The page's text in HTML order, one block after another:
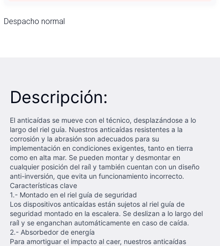
Despacho normal
Descripción:
El anticaídas se mueve con el técnico, desplazándose a lo
largo del riel guía. Nuestros anticaídas resistentes a la
corrosión y la abrasión son adecuados para su
implementación en condiciones exigentes, tanto en tierra
como en alta mar. Se pueden montar y desmontar en
cualquier posición del raíl y también cuentan con un diseño
anti-inversión, que evita un funcionamiento incorrecto.
​Características clave
1.- Montado en el riel guía de seguridad
Los dispositivos anticaídas están sujetos al riel guía de
seguridad montado en la escalera. Se deslizan a lo largo del
raíl y se enganchan automáticamente en caso de caída.
2.- Absorbedor de energía
Para amortiguar el impacto al caer, nuestros anticaídas